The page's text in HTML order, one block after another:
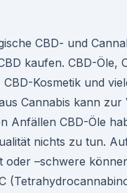
CBD- und
kaufen. CBD-Öle,
Kosmetik und
Cannabis kann zur
Anfällen CBD-Öle
nichts zu tun.
oder –schwere